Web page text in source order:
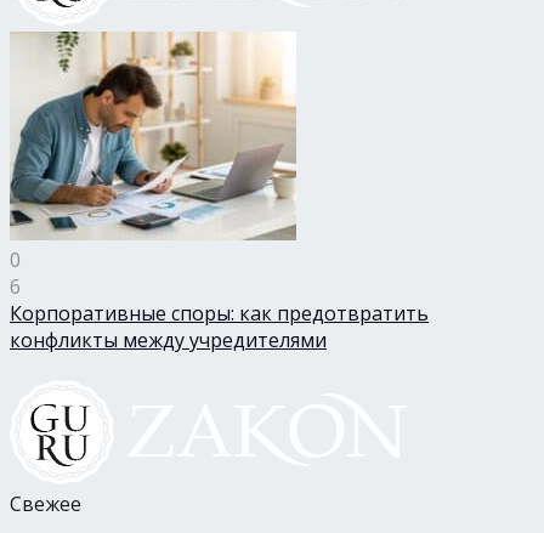
0
6
Корпоративные споры: как предотвратить
конфликты между учредителями
Свежее